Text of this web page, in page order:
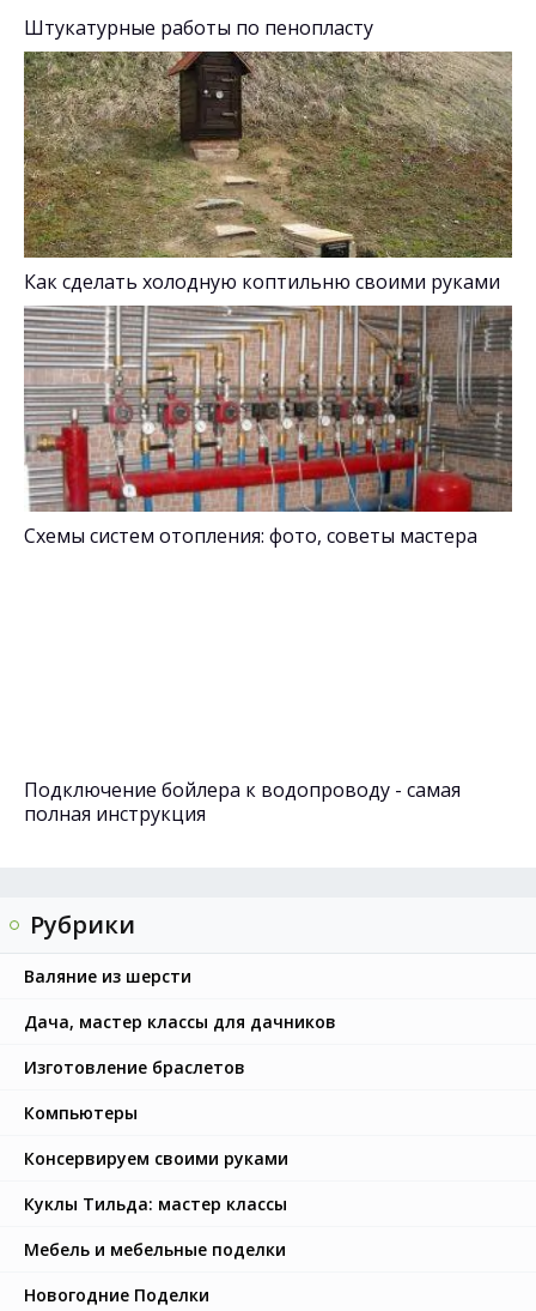
Штукатурные работы по пенопласту
Как сделать холодную коптильню своими руками
Схемы систем отопления: фото, советы мастера
Подключение бойлера к водопроводу - самая
полная инструкция
Рубрики
Валяние из шерсти
Дача, мастер классы для дачников
Изготовление браслетов
Компьютеры
Консервируем своими руками
Куклы Тильда: мастер классы
Мебель и мебельные поделки
Новогодние Поделки